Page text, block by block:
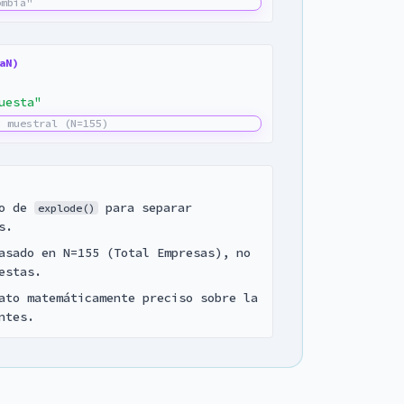
(N=155)
de explode()
para separar
en N=155 (Total Empresas), no
matemáticamente preciso sobre la